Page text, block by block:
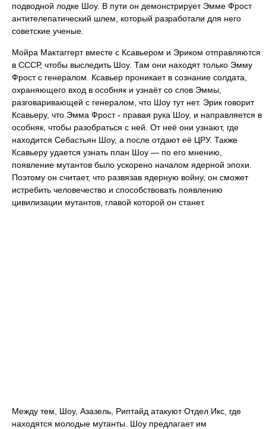
подводной лодке Шоу. В пути он демонстрирует Эмме Фрост
антителепатический шлем, который разработали для него
советские ученые.
Мойра Мактаггерт вместе с Ксавьером и Эриком отправляются
в СССР, чтобы выследить Шоу. Там они находят только Эмму
Фрост с генералом. Ксавьер проникает в сознание солдата,
охраняющего вход в особняк и узнаёт со слов Эммы,
разговаривающей с генералом, что Шоу тут нет. Эрик говорит
Ксавьеру, что Эмма Фрост - правая рука Шоу, и направляется в
особняк, чтобы разобраться с ней. От неё они узнают, где
находится Себастьян Шоу, а после отдают её ЦРУ. Также
Ксавьеру удается узнать план Шоу — по его мнению,
появление мутантов было ускорено началом ядерной эпохи.
Поэтому он считает, что развязав ядерную войну, он сможет
истребить человечество и способствовать появлению
цивилизации мутантов, главой которой он станет.
Между тем, Шоу, Азазель, Риптайд атакуют Отдел Икс, где
находятся молодые мутанты. Шоу предлагает им